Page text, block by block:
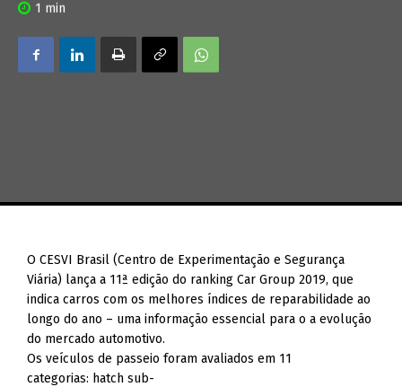
1 min
O CESVI Brasil (Centro de Experimentação e Segurança
Viária) lança a 11ª edição do ranking Car Group 2019, que
indica carros com os melhores índices de reparabilidade ao
longo do ano – uma informação essencial para o a evolução
do mercado automotivo.
Os veículos de passeio foram avaliados em 11
categorias: hatch sub-